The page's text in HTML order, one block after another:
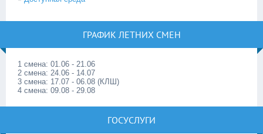
ГРАФИК ЛЕТНИХ СМЕН
1 смена: 01.06 - 21.06
2 смена: 24.06 - 14.07
3 смена: 17.07 - 06.08 (КЛШ)
4 смена: 09.08 - 29.08
ГОСУСЛУГИ